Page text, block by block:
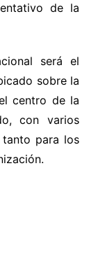
de la
será el
sobre la
centro de la
con varios
para los